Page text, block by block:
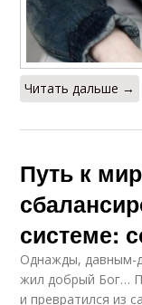
Читать дальше →
Путь к
системе:
Однажды, давным-
жил добрый Бог…
и превратился из